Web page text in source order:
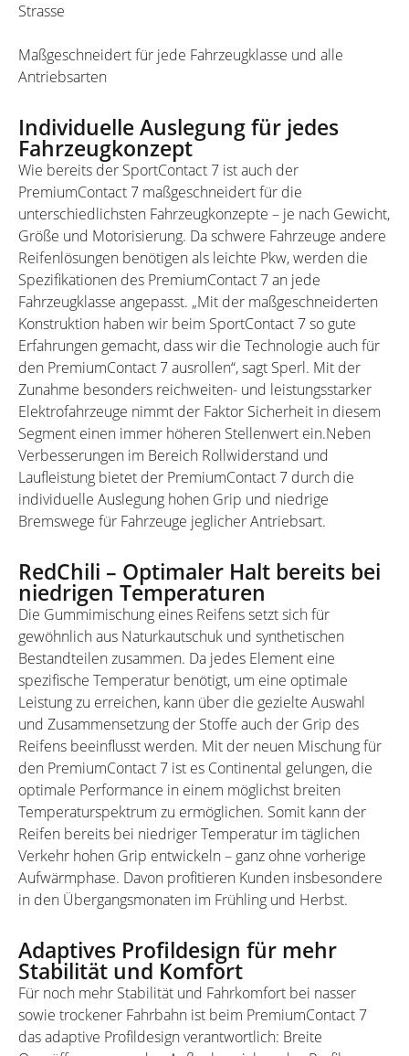
Strasse
Maßgeschneidert für jede Fahrzeugklasse und alle
Antriebsarten
Individuelle Auslegung für jedes
Fahrzeugkonzept
Wie bereits der SportContact 7 ist auch der
PremiumContact 7 maßgeschneidert für die
unterschiedlichsten Fahrzeugkonzepte – je nach Gewicht,
Größe und Motorisierung. Da schwere Fahrzeuge andere
Reifenlösungen benötigen als leichte Pkw, werden die
Spezifikationen des PremiumContact 7 an jede
Fahrzeugklasse angepasst. „Mit der maßgeschneiderten
Konstruktion haben wir beim SportContact 7 so gute
Erfahrungen gemacht, dass wir die Technologie auch für
den PremiumContact 7 ausrollen“, sagt Sperl. Mit der
Zunahme besonders reichweiten- und leistungsstarker
Elektrofahrzeuge nimmt der Faktor Sicherheit in diesem
Segment einen immer höheren Stellenwert ein.Neben
Verbesserungen im Bereich Rollwiderstand und
Laufleistung bietet der PremiumContact 7 durch die
individuelle Auslegung hohen Grip und niedrige
Bremswege für Fahrzeuge jeglicher Antriebsart.
RedChili – Optimaler Halt bereits bei
niedrigen Temperaturen
Die Gummimischung eines Reifens setzt sich für
gewöhnlich aus Naturkautschuk und synthetischen
Bestandteilen zusammen. Da jedes Element eine
spezifische Temperatur benötigt, um eine optimale
Leistung zu erreichen, kann über die gezielte Auswahl
und Zusammensetzung der Stoffe auch der Grip des
Reifens beeinflusst werden. Mit der neuen Mischung für
den PremiumContact 7 ist es Continental gelungen, die
optimale Performance in einem möglichst breiten
Temperaturspektrum zu ermöglichen. Somit kann der
Reifen bereits bei niedriger Temperatur im täglichen
Verkehr hohen Grip entwickeln – ganz ohne vorherige
Aufwärmphase. Davon profitieren Kunden insbesondere
in den Übergangsmonaten im Frühling und Herbst.
Adaptives Profildesign für mehr
Stabilität und Komfort
Für noch mehr Stabilität und Fahrkomfort bei nasser
sowie trockener Fahrbahn ist beim PremiumContact 7
das adaptive Profildesign verantwortlich: Breite